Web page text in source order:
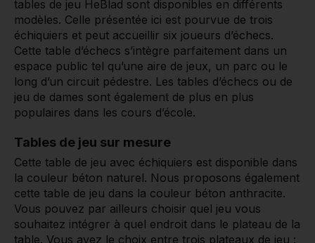
tables de jeu HeBlad sont disponibles en différents
modèles. Celle présentée ici est pourvue de trois
échiquiers et peut accueillir six joueurs d’échecs.
Cette table d’échecs s’intègre parfaitement dans un
espace public tel qu’une aire de jeux, un parc ou le
long d’un circuit pédestre. Les tables d’échecs ou de
jeu de dames sont également de plus en plus
populaires dans les cours d’école.
Tables de jeu sur mesure
Cette table de jeu avec échiquiers est disponible dans
la couleur béton naturel. Nous proposons également
cette table de jeu dans la couleur béton anthracite.
Vous pouvez par ailleurs choisir quel jeu vous
souhaitez intégrer à quel endroit dans le plateau de la
table. Vous avez le choix entre trois plateaux de jeu :